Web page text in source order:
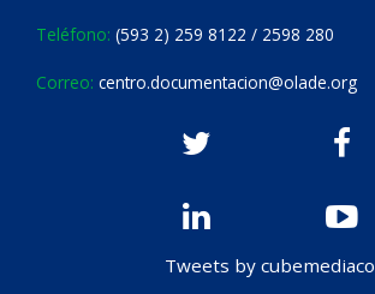
Teléfono: (593 2) 259 8122 / 2598 280
Correo: centro.documentacion@olade.org
Tweets by cubemediaco